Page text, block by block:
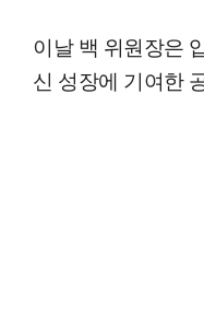
이날 백 위원장은
신 성장에 기여한